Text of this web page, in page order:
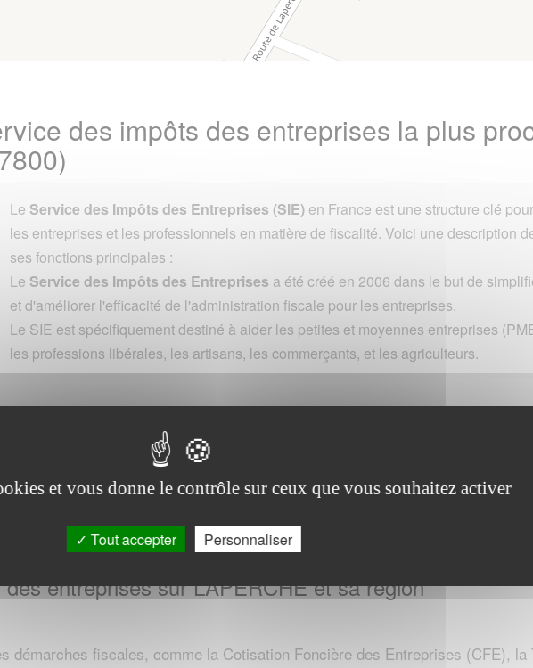
des impôts des entreprises la plus
Le Service des Impôts des Entreprises (SIE)en France est une structure clé pour
les entreprises et les professionnels en matière de fiscalité. Voici une description
ses fonctions principales :
Le Service des Impôts des Entreprises a été créé en 2006 dans le but de
et d'améliorer l'efficacité de l'administration fiscale pour les entreprises.
Le SIE est spécifiquement destiné à aider les petites et moyennes entreprises
les professions libérales, les artisans, les commerçants, et les agriculteurs.
entreprises sur LAPERCHE et sa region
démarches fiscales, comme la Cotisation Foncière des Entreprises (CFE), la
et vous donne le contrôle sur ceux que vous souhaitez activer
Tout accepter Personnaliser